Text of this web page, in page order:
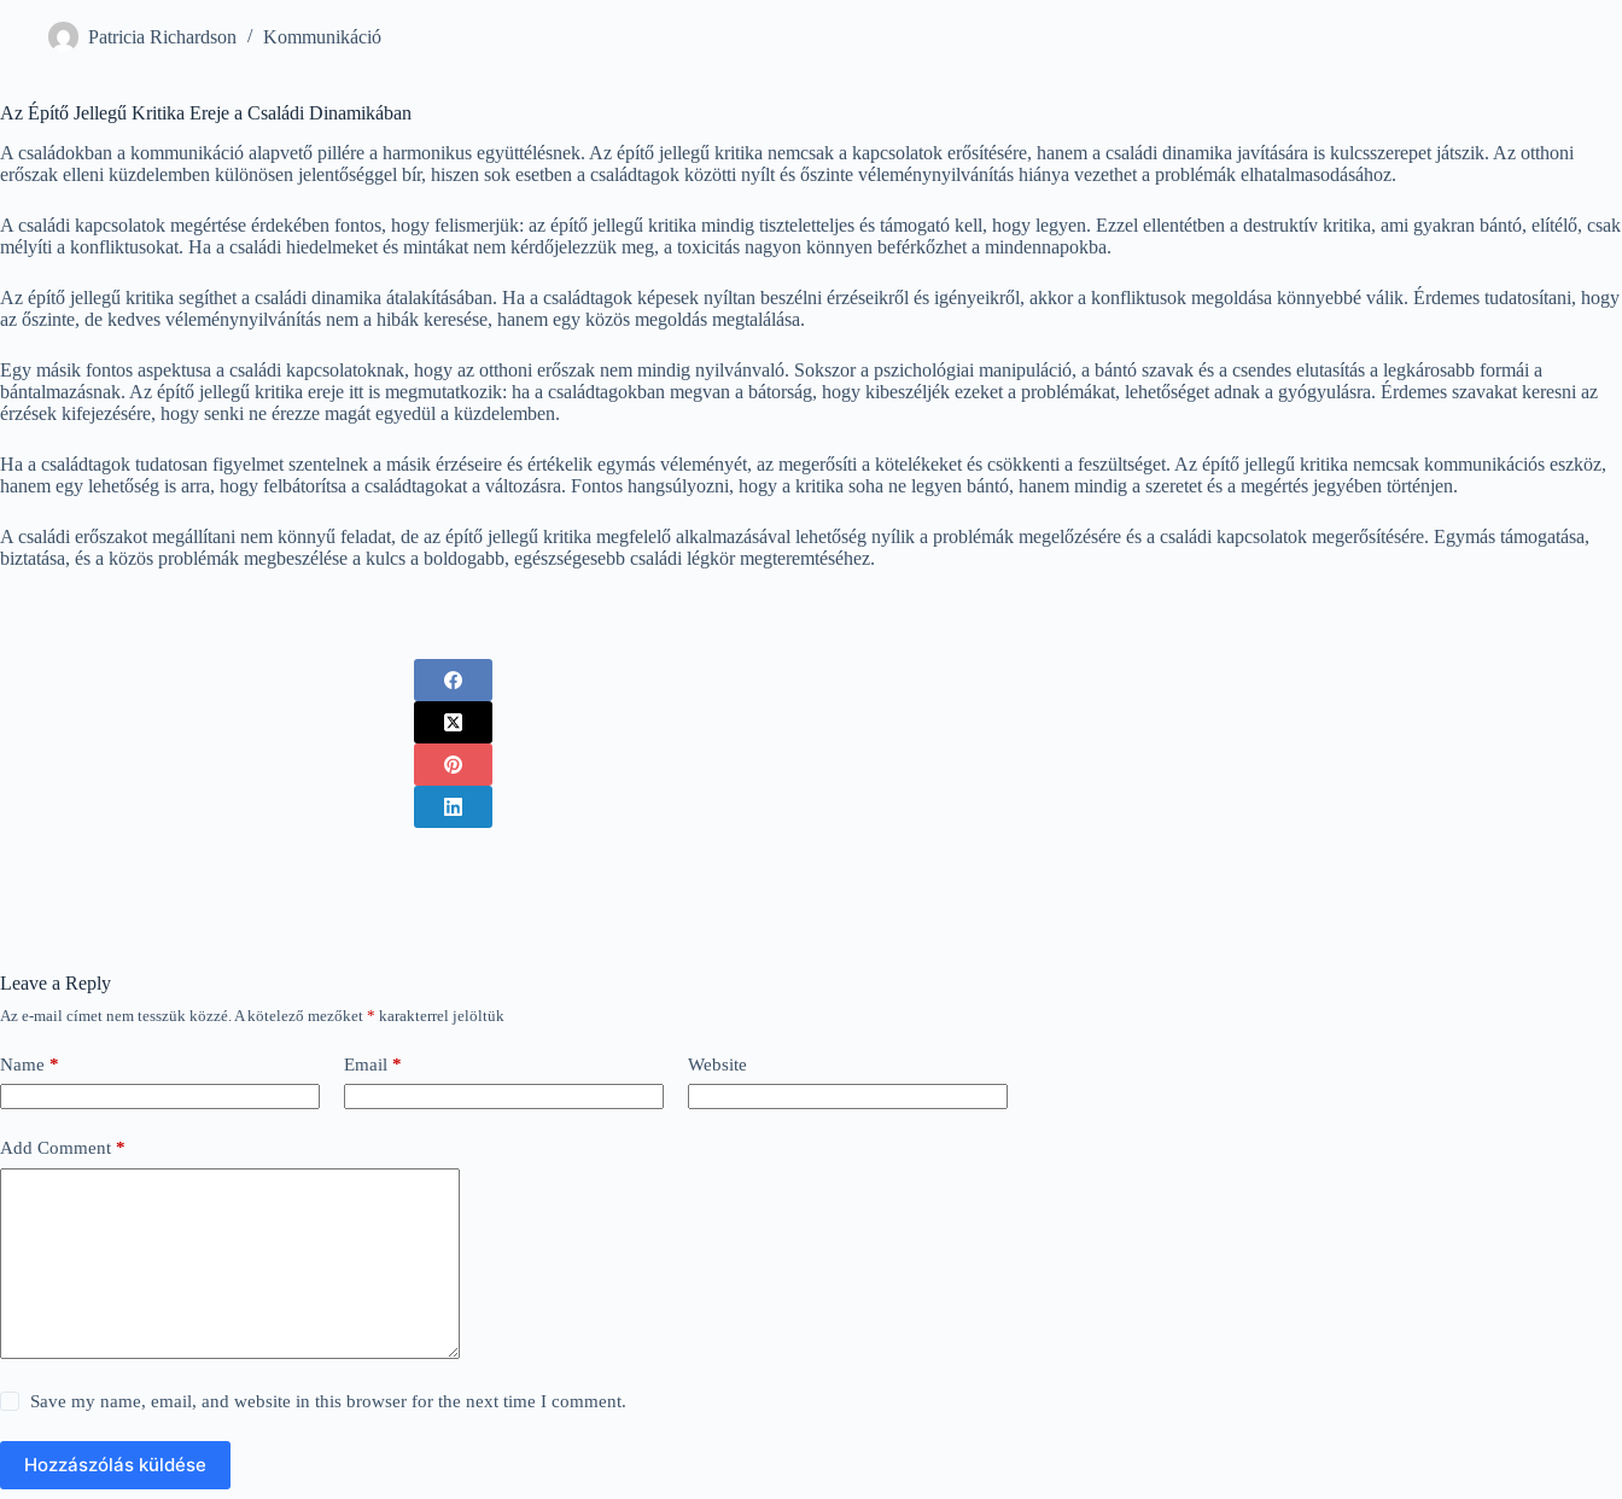
Patricia Richardson Kommunikáció
Az Építő Jellegű Kritika Ereje a Családi Dinamikában
A családokban a kommunikáció alapvető pillére a harmonikus együttélésnek. Az építő jellegű kritika nemcsak a kapcsolatok erősítésére, hanem a családi dinamika javítására is kulcsszerepet játszik. Az otthoni
erőszak elleni küzdelemben különösen jelentőséggel bír, hiszen sok esetben a családtagok közötti nyílt és őszinte véleménynyilvánítás hiánya vezethet a problémák elhatalmasodásához.
A családi kapcsolatok megértése érdekében fontos, hogy felismerjük: az építő jellegű kritika mindig tiszteletteljes és támogató kell, hogy legyen. Ezzel ellentétben a destruktív kritika, ami gyakran bántó, elítélő, csak
mélyíti a konfliktusokat. Ha a családi hiedelmeket és mintákat nem kérdőjelezzük meg, a toxicitás nagyon könnyen beférkőzhet a mindennapokba.
Az építő jellegű kritika segíthet a családi dinamika átalakításában. Ha a családtagok képesek nyíltan beszélni érzéseikről és igényeikről, akkor a konfliktusok megoldása könnyebbé válik. Érdemes tudatosítani, hogy
az őszinte, de kedves véleménynyilvánítás nem a hibák keresése, hanem egy közös megoldás megtalálása.
Egy másik fontos aspektusa a családi kapcsolatoknak, hogy az otthoni erőszak nem mindig nyilvánvaló. Sokszor a pszichológiai manipuláció, a bántó szavak és a csendes elutasítás a legkárosabb formái a
bántalmazásnak. Az építő jellegű kritika ereje itt is megmutatkozik: ha a családtagokban megvan a bátorság, hogy kibeszéljék ezeket a problémákat, lehetőséget adnak a gyógyulásra. Érdemes szavakat keresni az
érzések kifejezésére, hogy senki ne érezze magát egyedül a küzdelemben.
Ha a családtagok tudatosan figyelmet szentelnek a másik érzéseire és értékelik egymás véleményét, az megerősíti a kötelékeket és csökkenti a feszültséget. Az építő jellegű kritika nemcsak kommunikációs eszköz,
hanem egy lehetőség is arra, hogy felbátorítsa a családtagokat a változásra. Fontos hangsúlyozni, hogy a kritika soha ne legyen bántó, hanem mindig a szeretet és a megértés jegyében történjen.
A családi erőszakot megállítani nem könnyű feladat, de az építő jellegű kritika megfelelő alkalmazásával lehetőség nyílik a problémák megelőzésére és a családi kapcsolatok megerősítésére. Egymás támogatása,
biztatása, és a közös problémák megbeszélése a kulcs a boldogabb, egészségesebb családi légkör megteremtéséhez.
Leave a Reply
Az e-mail címet nem tesszük közzé. A kötelező mezőket * karakterrel jelöltük
Name * Email * Website
Add Comment *
Save my name, email, and website in this browser for the next time I comment.
Hozzászólás küldése